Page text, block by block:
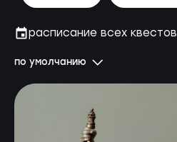
по умолчанию
расписание всех квестов